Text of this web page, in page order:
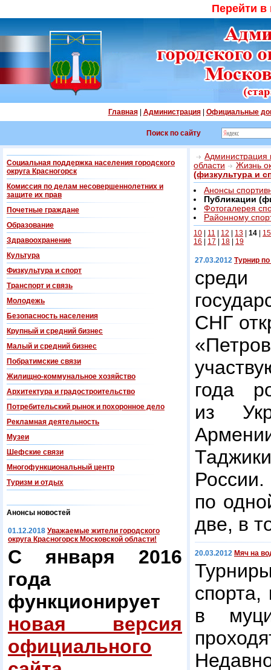
Перейти
Главная| Администрация| Официальные
Поиск по сайту
Социальная поддержка населения городского
округа Красногорск
Комиссия по делам несовершеннолетних и
защите их прав
Почетные граждане
Образование
Здравоохранение
Культура
Физкультура и спорт
Транспорт и связь
Молодежь
Безопасность населения
Крупный и средний бизнес
Малый и средний бизнес
Побратимские связи
Жилищно-коммунальное хозяйство
Архитектура и градостроительство
Потребительский рынок и похоронное дело
Рекламная деятельность
Музеи
Шефские связи
Многофункциональный центр
Туризм и отдых
Анонсы новостей
01.12.2018 Уважаемые жители городского
округа Красногорск Московской области!
С января 2016
года
функционирует
новая версия
официального
Администрация
области
Жизнь
(физкультура и
Анонсы
Публикации
Фотогалерея
Районному
10 11 12 13 14
15
16
17 18 19
27.03.2012 Турнир
среди
СНГ
года
из
по
две, в
20.03.2012 Мяч на
спорта,
в